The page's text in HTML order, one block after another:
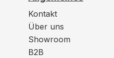
Kontakt
Über uns
Showroom
B2B